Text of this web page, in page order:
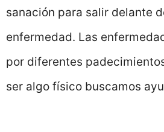
sanación para salir delante
enfermedad. Las
por diferentes
ser algo físico buscamos